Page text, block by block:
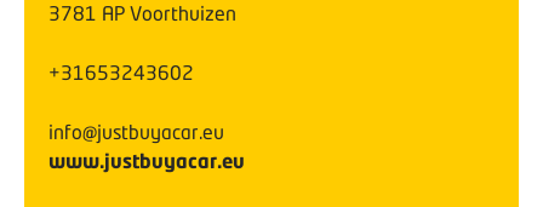
3781 AP Voorthuizen
+31653243602
info@justbuyacar.eu
www.justbuyacar.eu